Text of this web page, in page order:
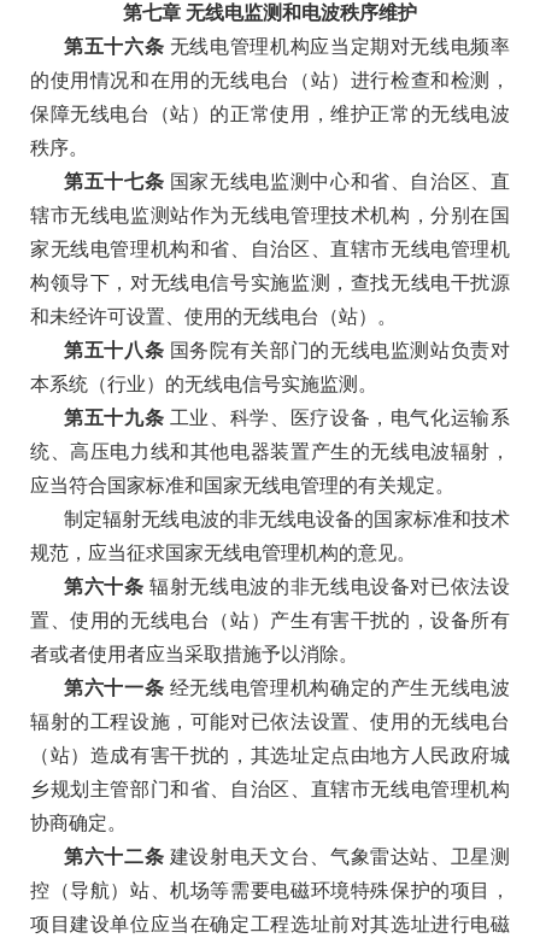
第七章 无线电监测和电波秩序维护
第五十六条 无线电管理机构应当定期对无线电频率
的使用情况和在用的无线电台（站）进行检查和检测，
保障无线电台（站）的正常使用，维护正常的无线电波
秩序。
第五十七条 国家无线电监测中心和省、自治区、直
辖市无线电监测站作为无线电管理技术机构，分别在国
家无线电管理机构和省、自治区、直辖市无线电管理机
构领导下，对无线电信号实施监测，查找无线电干扰源
和未经许可设置、使用的无线电台（站）。
第五十八条 国务院有关部门的无线电监测站负责对
本系统（行业）的无线电信号实施监测。
第五十九条 工业、科学、医疗设备，电气化运输系
统、高压电力线和其他电器装置产生的无线电波辐射，
应当符合国家标准和国家无线电管理的有关规定。
制定辐射无线电波的非无线电设备的国家标准和技术
规范，应当征求国家无线电管理机构的意见。
第六十条辐射无线电波的非无线电设备对已依法设
置、使用的无线电台（站）产生有害干扰的，设备所有
者或者使用者应当采取措施予以消除。
第六十一条 经无线电管理机构确定的产生无线电波
辐射的工程设施，可能对已依法设置、使用的无线电台
（站）造成有害干扰的，其选址定点由地方人民政府城
乡规划主管部门和省、自治区、直辖市无线电管理机构
协商确定。
第六十二条 建设射电天文台、气象雷达站、卫星测
控（导航）站、机场等需要电磁环境特殊保护的项目，
项目建设单位应当在确定工程选址前对其选址进行电磁